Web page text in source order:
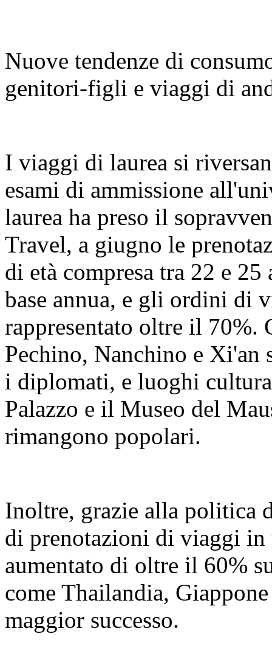
Nuove tendenze di
genitori-figli e viaggi di
I viaggi di laurea si
esami di ammissione
laurea ha preso il
Travel, a giugno le
di età compresa tra 22 e
base annua, e gli ordini di
rappresentato oltre il 70%.
Pechino, Nanchino e Xi'an
i diplomati, e luoghi
Palazzo e il Museo del
rimangono popolari.
Inoltre, grazie alla politica
di prenotazioni di viaggi in
aumentato di oltre il 60%
come Thailandia,
maggior successo.